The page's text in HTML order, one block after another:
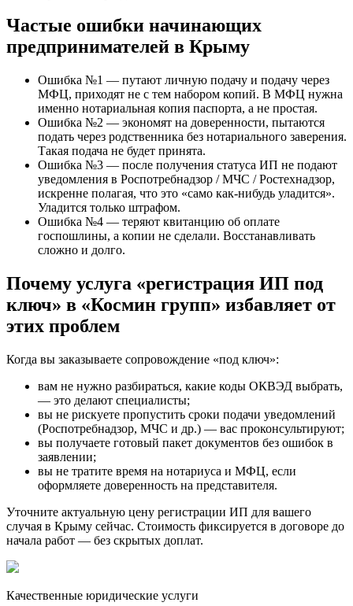
Частые ошибки начинающих
предпринимателей в Крыму
Ошибка №1 — путают личную подачу и подачу через
МФЦ, приходят не с тем набором копий. В МФЦ нужна
именно нотариальная копия паспорта, а не простая.
Ошибка №2 — экономят на доверенности, пытаются
подать через родственника без нотариального заверения.
Такая подача не будет принята.
Ошибка №3 — после получения статуса ИП не подают
уведомления в Роспотребнадзор / МЧС / Ростехнадзор,
искренне полагая, что это «само как-нибудь уладится».
Уладится только штрафом.
Ошибка №4 — теряют квитанцию об оплате
госпошлины, а копии не сделали. Восстанавливать
сложно и долго.
Почему услуга «регистрация ИП под
ключ» в «Космин групп» избавляет от
этих проблем
Когда вы заказываете сопровождение «под ключ»:
вам не нужно разбираться, какие коды ОКВЭД выбрать,
— это делают специалисты;
вы не рискуете пропустить сроки подачи уведомлений
(Роспотребнадзор, МЧС и др.) — вас проконсультируют;
вы получаете готовый пакет документов без ошибок в
заявлении;
вы не тратите время на нотариуса и МФЦ, если
оформляете доверенность на представителя.
Уточните актуальную цену регистрации ИП для вашего
случая в Крыму сейчас. Стоимость фиксируется в договоре до
начала работ — без скрытых доплат.
Качественные юридические услуги